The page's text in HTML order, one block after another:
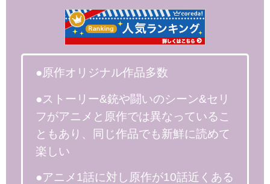
●原作オリジナル作品多数
●ストーリー&銃や闘いのシーン&セリ
フがアニメと原作では異なっているこ
ともあり、同じ作品でも新鮮に読めて
楽しい
●アニメ1話に対し原作が10話近くある